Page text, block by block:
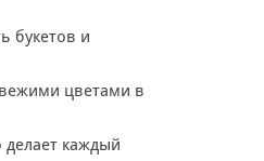
букетов и
цветами в
делает каждый